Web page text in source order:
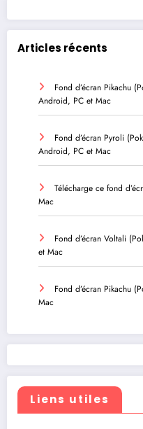
Articles récents
Fond d’écran Pikachu
Android, PC et Mac
Fond d’écran Pyroli
Android, PC et Mac
Télécharge ce fond
Mac
Fond d’écran Voltali
et Mac
Fond d’écran Pikachu
Mac
Liens utiles